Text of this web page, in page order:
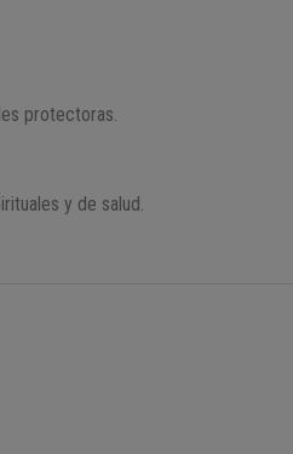
protectoras.
y de salud.